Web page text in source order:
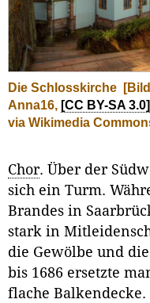
Die Schlosskirche
Anna16, [CC BY-SA 3.0]
via Wikimedia
Chor. Über der
sich ein Turm.
Brandes in
stark in
die Gewölbe und
bis 1686 ersetzte
flache